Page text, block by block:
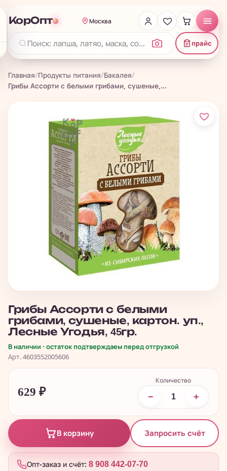
КорОпт Москва
прайс
Главная/Продукты питания/Бакалея/
Грибы Ассорти с белыми грибами, сушеные,...
Грибы Ассорти с белыми
грибами, сушеные, картон. уп.,
Лесные Угодья, 45гр.
В наличии · остаток подтверждаем перед отгрузкой
Арт. 4603552005606
629 ₽
Количество
− +
В корзину Запросить счёт
Опт-заказ и счёт: 8 908 442-07-70